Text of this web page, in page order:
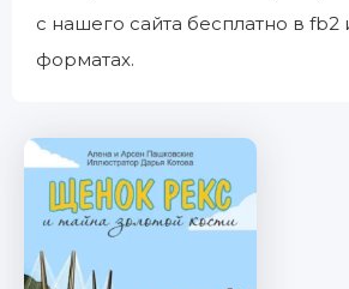
с нашего сайта бесплатно в fb2
форматах.